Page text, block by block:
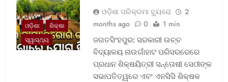
ଓଡ଼ିଶା
ଶିକ୍ଷା
ସ୍ୱାସ୍ଥ୍ୟ
ଓଡ଼ିଶା ପରିକ୍ରମା ବ୍ୟୁରୋ
2
months ago
0 1 min
ଜଗତସିଂହପୁର: ସରକାରୀ ଉଚ୍ଚ
ବିଦ୍ୟାଳୟ ନାଉଗାଁହାଟ ପରିସରରେରେ
ପ୍ରଧାନ ଶିକ୍ଷୟିତ୍ରୀ ସନ୍ତୋଷୀ ସେଠୀଙ୍କ
ସଭାପତିତ୍ୱରେ ଏବଂ ଏନସିସି ଶିକ୍ଷକ